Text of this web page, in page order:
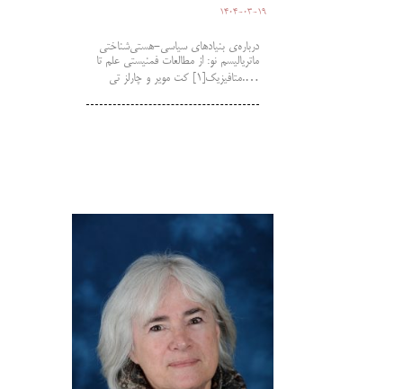
1404-03-19
درباره‌ی بنیادهای سیاسی-هستی‌شناختی
ماتریالیسم نو: از مطالعات فمنیستی علم تا
متافیزیک[1] کت مویر و چارلز تی.…